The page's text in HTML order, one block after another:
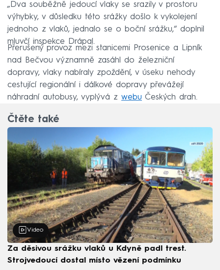
„Dva souběžně jedoucí vlaky se srazily v prostoru
výhybky, v důsledku této srážky došlo k vykolejení
jednoho z vlaků, jednalo se o boční srážku,“ doplnil
mluvčí inspekce Drápal.
Přerušený provoz mezi stanicemi Prosenice a Lipník
nad Bečvou významně zasáhl do železniční
dopravy, vlaky nabíraly zpoždění, v úseku nehody
cestující regionální i dálkové dopravy převážejí
náhradní autobusy, vyplývá z webu Českých drah.
Čtěte také
Video
Za děsivou srážku vlaků u Kdyně padl trest.
Strojvedoucí dostal místo vězení podmínku